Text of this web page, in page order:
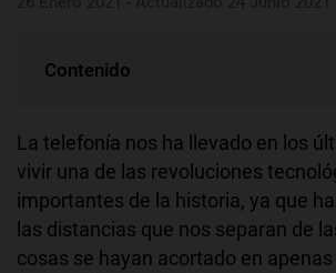
Contenido
La telefonía nos ha llevado en los
vivir una de las revoluciones
importantes de la historia, ya que
las distancias que nos separan de
cosas se hayan acortado en